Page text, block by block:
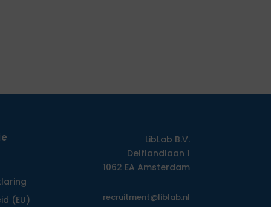
(EU)
LibLab B.V.
Delflandlaan 1
1062 EA Amsterdam
recruitment@liblab.nl